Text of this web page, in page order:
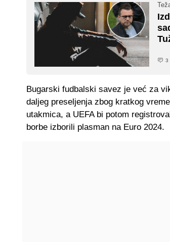
3
Bugarski fudbalski savez je već za
daljeg preseljenja zbog kratkog
utakmica, a UEFA bi potom
borbe izborili plasman na Euro 2024.